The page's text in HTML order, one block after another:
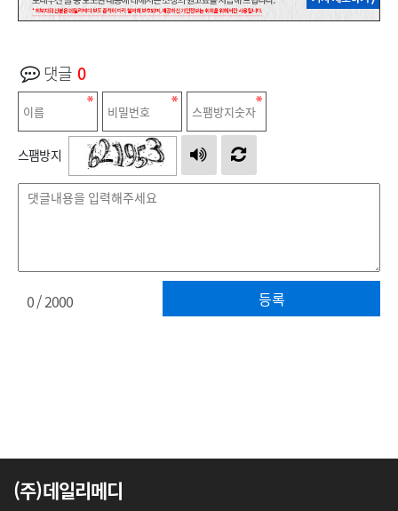
댓글 0
스팸방지
등록
0/ 2000
(주)데일리메디